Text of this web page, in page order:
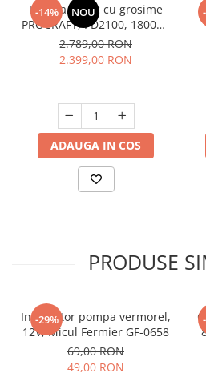
-14% NOU
Rindea, abric cu grosime
PROCRAFT, PD2100, 1800W,
8000Rpm, 230V
2.789,00 RON
2.399,00 RON
ADAUGA IN COS
PRODUSE
-29%
Incarcator pompa vermorel,
12V, Micul Fermier GF-0658
69,00 RON
49,00 RON